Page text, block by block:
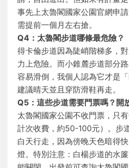
事先上太魯閣國家公園官網申
需提前一個月左右搶。
Q4：太魯閣步道哪條最危險？
得卡倫步道因為陡峭階梯多，
力上危險。而小錐麓步道部分
容易滑倒，我個人認為它才是「
建議晴天並且穿防滑鞋再走。
Q5：這些步道需要門票嗎？開
太魯閣國家公園不收門票，只
計次收費，約50-100元）。步
白天行走，因為傍晚天色暗得
燈。特別注意：白楊步道的水